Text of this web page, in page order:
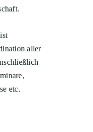
aller
etc.